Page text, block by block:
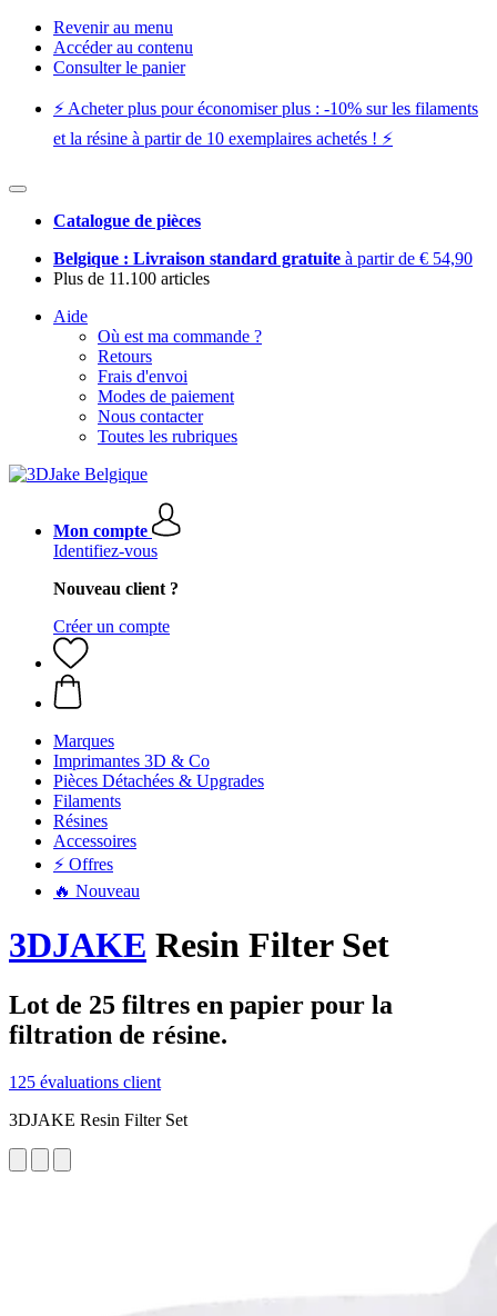
Revenir au menu
Accéder au contenu
Consulter le panier
⚡️ Acheter plus pour économiser plus : -10% sur les filaments
et la résine à partir de 10 exemplaires achetés ! ⚡️
Catalogue de pièces
Belgique : Livraison standard gratuite à partir de € 54,90
Plus de 11.100 articles
Aide
Où est ma commande ?
Retours
Frais d'envoi
Modes de paiement
Nous contacter
Toutes les rubriques
Mon compte
Identifiez-vous
Nouveau client ?
Créer un compte
Marques
Imprimantes 3D & Co
Pièces Détachées & Upgrades
Filaments
Résines
Accessoires
⚡ Offres
🔥 Nouveau
3DJAKE Resin Filter Set
Lot de 25 filtres en papier pour la
filtration de résine.
125 évaluations client
3DJAKE Resin Filter Set